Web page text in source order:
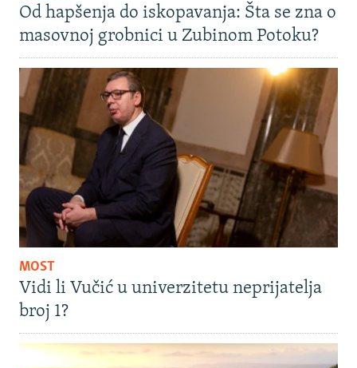
Od hapšenja do iskopavanja: Šta se zna o
masovnoj grobnici u Zubinom Potoku?
MOST
Vidi li Vučić u univerzitetu neprijatelja
broj 1?